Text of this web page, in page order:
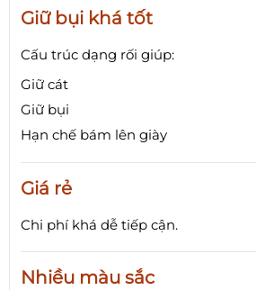
Giữ bụi khá tốt
Cấu trúc dạng rối giúp:
Giữ cát
Giữ bụi
Hạn chế bám lên giày
Giá rẻ
Chi phí khá dễ tiếp cận.
Nhiều màu sắc